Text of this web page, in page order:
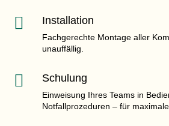
 Installation
Fachgerechte Montage aller
unauffällig.
 Schulung
Einweisung Ihres Teams in
Notfallprozeduren – für maximale